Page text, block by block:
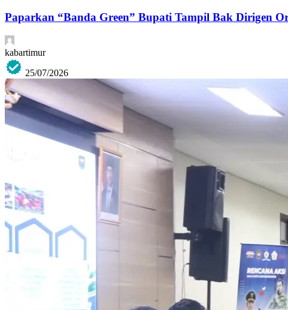
Paparkan “Banda Green” Bupati Tampil Bak Dirigen
kabartimur
25/07/2026